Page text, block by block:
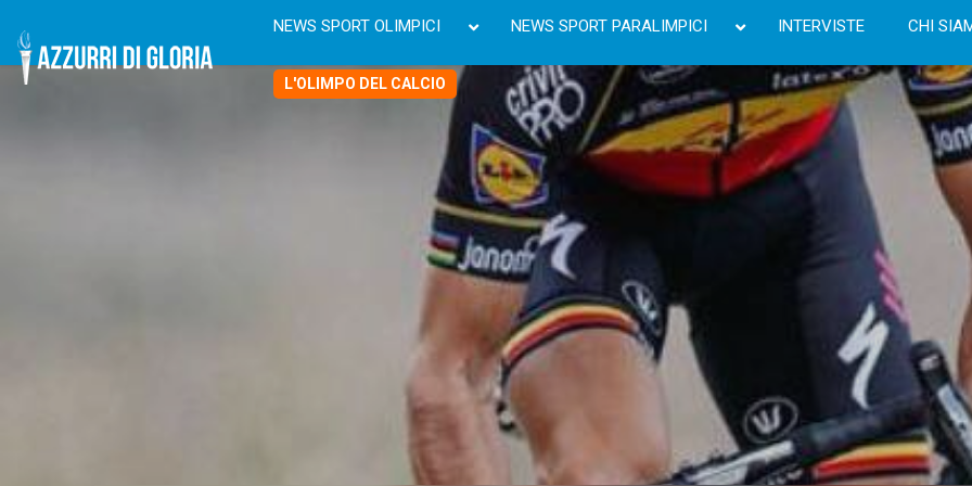
NEWS SPORT OLIMPICI NEWS SPORT PARALIMPICI INTERVISTE CHI
L'OLIMPO DEL CALCIO